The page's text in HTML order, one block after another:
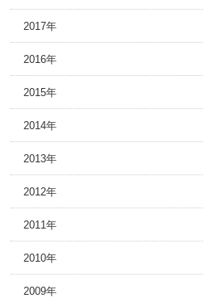
2017年
2016年
2015年
2014年
2013年
2012年
2011年
2010年
2009年